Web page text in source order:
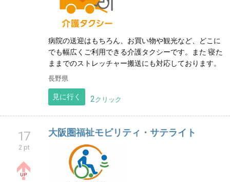
病院の送迎はもちろん、お買い物や観光など、どこに
でも幅広くご利用できる介護タクシーです。また 寝た
ままでのストレッチャー搬送にも対応しております。
長野県
見に行く 2クリック
17
2 pt
大阪圏福祉モビリティ・サテライト